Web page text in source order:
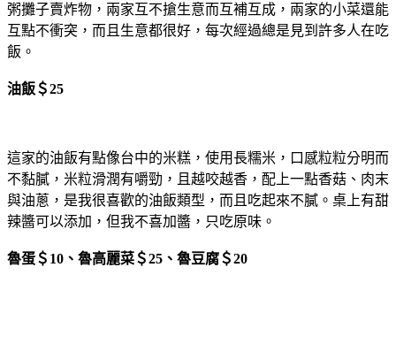
粥攤子賣炸物，兩家互不搶生意而互補互成，兩家的小菜還能
互點不衝突，而且生意都很好，每次經過總是見到許多人在吃
飯。
油飯＄25
這家的油飯有點像台中的米糕，使用長糯米，口感粒粒分明而
不黏膩，米粒滑潤有嚼勁，且越咬越香，配上一點香菇、肉末
與油蔥，是我很喜歡的油飯類型，而且吃起來不膩。桌上有甜
辣醬可以添加，但我不喜加醬，只吃原味。
魯蛋＄10、魯高麗菜＄25、魯豆腐＄20